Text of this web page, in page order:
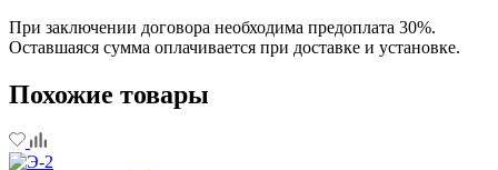
При заключении договора необходима предоплата 30%.
Оставшаяся сумма оплачивается при доставке и установке.
Похожие товары